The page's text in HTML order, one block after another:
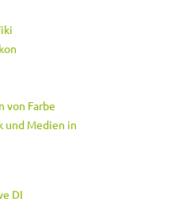
von Farbe
und Medien in
DI